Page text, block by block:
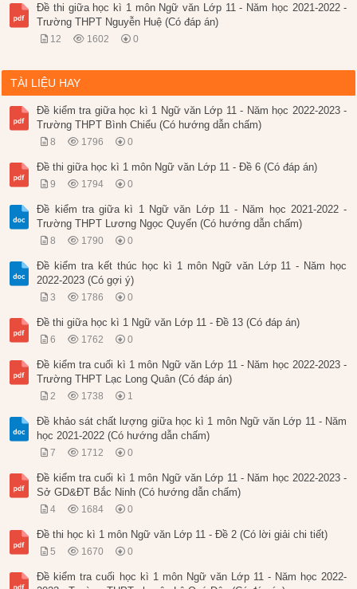
Đề thi giữa học kì 1 môn Ngữ văn Lớp 11 - Năm học 2021-2022 -
Trường THPT Nguyễn Huệ (Có đáp án)
12 1602 0
TÀI LIỆU HAY
Đề kiểm tra giữa học kì 1 Ngữ văn Lớp 11 - Năm học 2022-2023 -
Trường THPT Bình Chiểu (Có hướng dẫn chấm)
8 1796 0
Đề thi giữa học kì 1 môn Ngữ văn Lớp 11 - Đề 6 (Có đáp án)
9 1794 0
Đề kiểm tra giữa kì 1 Ngữ văn Lớp 11 - Năm học 2021-2022 -
Trường THPT Lương Ngọc Quyến (Có hướng dẫn chấm)
8 1790 0
Đề kiểm tra kết thúc học kì 1 môn Ngữ văn Lớp 11 - Năm học
2022-2023 (Có gợi ý)
3 1786 0
Đề thi giữa học kì 1 Ngữ văn Lớp 11 - Đề 13 (Có đáp án)
6 1762 0
Đề kiểm tra cuối kì 1 môn Ngữ văn Lớp 11 - Năm học 2022-2023 -
Trường THPT Lạc Long Quân (Có đáp án)
2 1738 1
Đề khảo sát chất lượng giữa học kì 1 môn Ngữ văn Lớp 11 - Năm
học 2021-2022 (Có hướng dẫn chấm)
7 1712 0
Đề kiểm tra cuối kì 1 môn Ngữ văn Lớp 11 - Năm học 2022-2023 -
Sở GD&ĐT Bắc Ninh (Có hướng dẫn chấm)
4 1684 0
Đề thi học kì 1 môn Ngữ văn Lớp 11 - Đề 2 (Có lời giải chi tiết)
5 1670 0
Đề kiểm tra cuối học kì 1 môn Ngữ văn Lớp 11 - Năm học 2022-